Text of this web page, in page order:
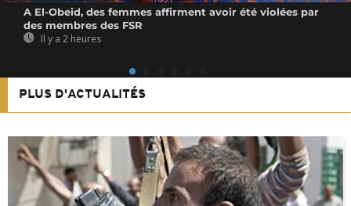
A El-Obeid, des femmes affirment avoir été violées par
des membres des FSR
Il y a 2 heures
PLUS D'ACTUALITÉS